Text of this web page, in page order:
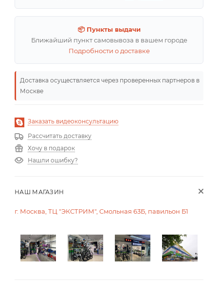
📦 Пункты выдачи
Ближайший пункт самовывоза в вашем городе
Подробности о доставке
Доставка осуществляется через проверенных партнеров в
Москве
Заказать видеоконсультацию
Рассчитать доставку
Хочу в подарок
Нашли ошибку?
НАШ МАГАЗИН
г. Москва, ТЦ "ЭКСТРИМ", Смольная 63Б, павильон Б1